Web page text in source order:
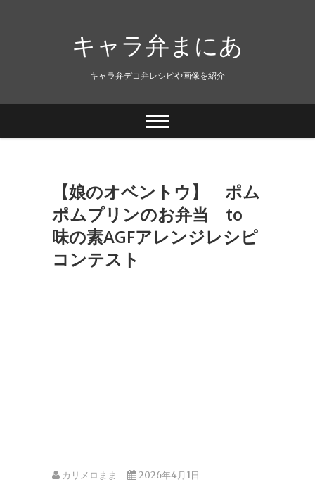
キャラ弁まにあ
キャラ弁デコ弁レシピや画像を紹介
【娘のオベントウ】 ポム
ポムプリンのお弁当 to
味の素AGFアレンジレシピ
コンテスト
カリメロまま 2026年4月1日